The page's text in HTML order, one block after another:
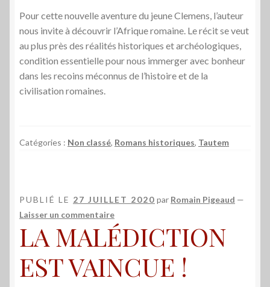
Pour cette nouvelle aventure du jeune Clemens, l’auteur
nous invite à découvrir l’Afrique romaine. Le récit se veut
au plus près des réalités historiques et archéologiques,
condition essentielle pour nous immerger avec bonheur
dans les recoins méconnus de l’histoire et de la
civilisation romaines.
Catégories : Non classé, Romans historiques, Tautem
PUBLIÉ LE 27 JUILLET 2020 par Romain Pigeaud —
Laisser un commentaire
LA MALÉDICTION
EST VAINCUE !